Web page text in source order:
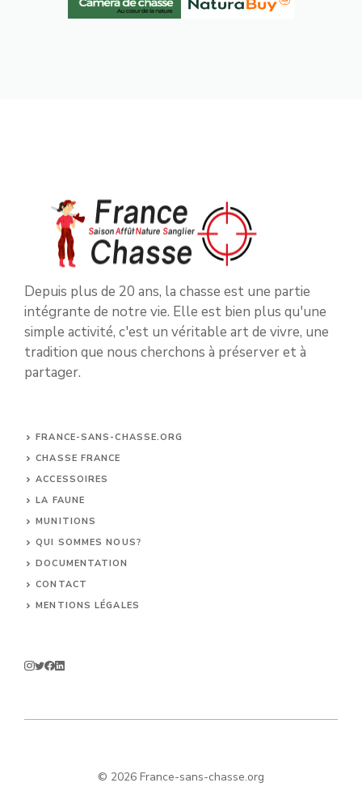
Depuis plus de 20 ans, la chasse est une partie
intégrante de notre vie. Elle est bien plus qu'une
simple activité, c'est un véritable art de vivre, une
tradition que nous cherchons à préserver et à
partager.
FRANCE-SANS-CHASSE.ORG
CHASSE FRANCE
ACCESSOIRES
LA FAUNE
MUNITIONS
QUI SOMMES NOUS?
DOCUMENTATION
CONTACT
MENTIONS LÉGALES
© 2026 France-sans-chasse.org